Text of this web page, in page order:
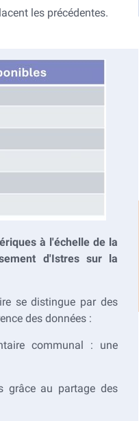
les précédentes.
à l'échelle de la
d'Istres sur la
se distingue par des
des données :
communal : une
grâce au partage des